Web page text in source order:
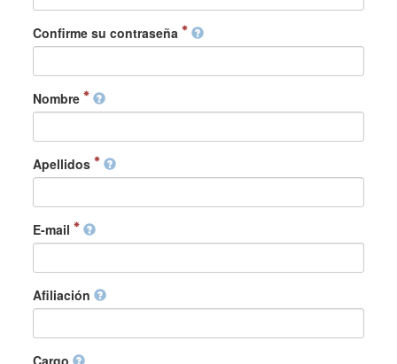
Confirme su contraseña
Nombre
Apellidos
E-mail
Afiliación
Cargo